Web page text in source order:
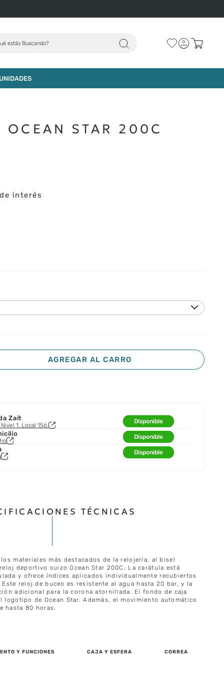
estás Buscando?
AGREGAR AL CARRO
OCEAN STAR 200C
interés
AGREGAR AL CARRO
Zait
1. Local 156.
Disponible
Disponible
Disponible
TÉCNICAS
materiales más destacados de la relojería, al bisel
deportivo suizo Ocean Star 200C. La carátula está
y ofrece índices aplicados individualmente recubiertos
reloj de buceo es resistente al agua hasta 20 bar, y la
adicional para la corona atornillada. El fondo de caja
de Ocean Star. Además, el movimiento automático
hasta 80 horas.
Y FUNCIONES CAJA Y ESFERA CORREA